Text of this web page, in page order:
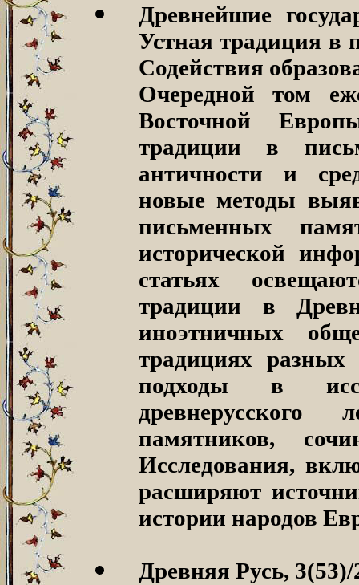
Древнейшие
Устная традиция в
Содействия
Очередной том
Восточной
традиции в
античности и
новые методы
письменных
исторической
статьях
традиции в
иноэтничных
традициях
подходы в
древнерусского
памятников,
Исследования,
расширяют
истории народов
Древняя Русь,